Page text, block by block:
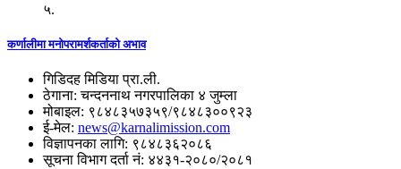
५.
कर्णालीमा मनोपरामर्शकर्ताको अभाव
गिडिदह मिडिया प्रा.ली.
ठेगाना: चन्दननाथ नगरपालिका ४ जुम्ला
मोबाइल: ९८४८३५७३५९/९८४८३००९२३
ई-मेल: news@karnalimission.com
विज्ञापनका लागि: ९८४८३६२०८६
सूचना विभाग दर्ता नं: ४४३१-२०८०/२०८१